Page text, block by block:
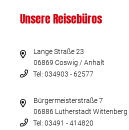
Unsere Reisebüros
Lange Straße 23
06869 Coswig / Anhalt
Tel: 034903 - 62577
Bürgermeisterstraße 7
06886 Lutherstadt Wittenberg
Tel: 03491 - 414820